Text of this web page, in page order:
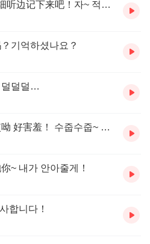
课，智恩就提议说‘我们一起去
本期主题吗？快来约吧~
教微信ID： hanzhiLove123
（韩中双语）49. 来~边仔细听边记下来吧！자~ 적으면서 잘 들어보렴!
기억하셨나요？
덜덜덜…
（韩中双语）46. 害羞，哎呦 好害羞！ 수줍수줍~ 아이 부끄러워
~ 내가 안아줄게！
합니다！